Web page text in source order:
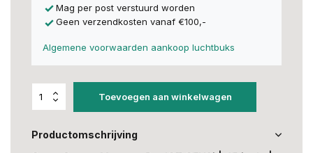
Mag per post verstuurd worden
Geen verzendkosten vanaf €100,-
Algemene voorwaarden aankoop luchtbuks
Toevoegen aan winkelwagen
Productomschrijving